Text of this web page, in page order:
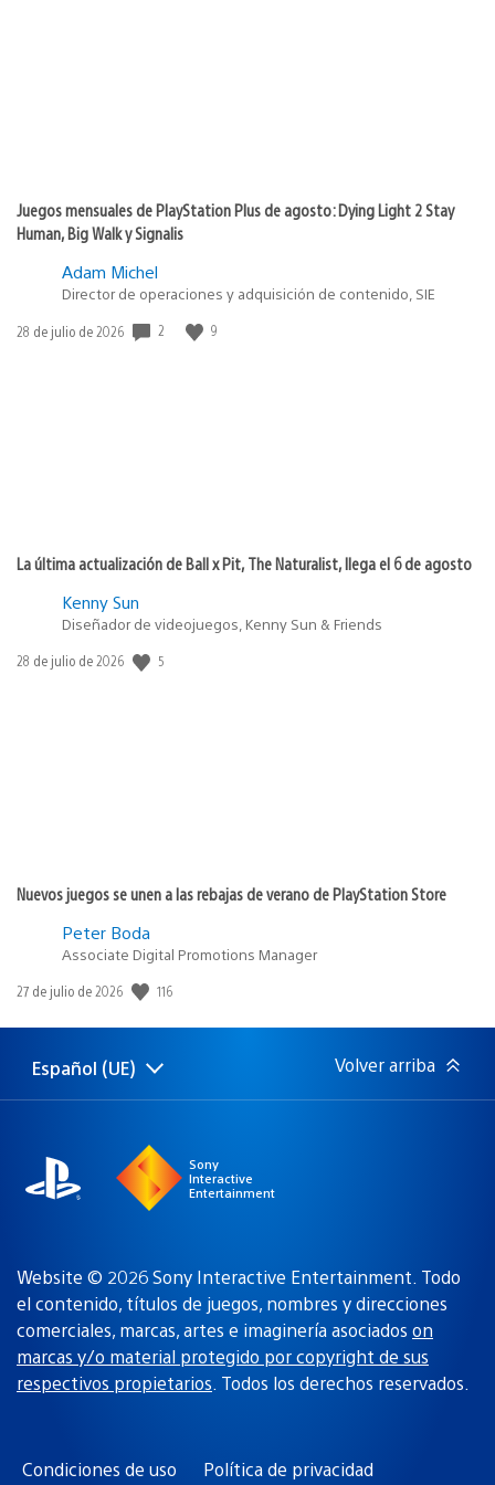
Juegos mensuales de PlayStation Plus de agosto: Dying Light 2 Stay
Human, Big Walk y Signalis
Adam Michel
Director de operaciones y adquisición de contenido, SIE
Fecha
28 de julio de 2026 2 9
La última actualización de Ball x Pit, The Naturalist, llega el 6 de agosto
Kenny Sun
Diseñador de videojuegos, Kenny Sun & Friends
Fecha
28 de julio de 2026 5
Nuevos juegos se unen a las rebajas de verano de PlayStation Store
Peter Boda
Associate Digital Promotions Manager
Fecha
publicación:
27 de julio de 2026 116
Selecciona
una
Región
actual:
Español (UE) Volver arriba
Sony
Interactive
Entertainment
Website © 2026 Sony Interactive Entertainment. Todo
el contenido, títulos de juegos, nombres y direcciones
comerciales, marcas, artes e imaginería asociados on
marcas y/o material protegido por copyright de sus
respectivos propietarios. Todos los derechos reservados.
Condiciones de uso Política de privacidad